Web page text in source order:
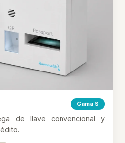
Gama S
de llave convencional y